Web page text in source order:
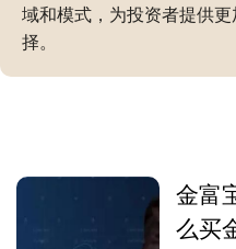
域和模式，为投资者提供
择。
金富
么买